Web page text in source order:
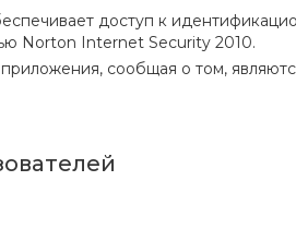
доступ к
Norton Internet Security 2010.
сообщая о том,